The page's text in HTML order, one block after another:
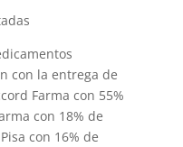
con la entrega de
Farma con 55%
con 18% de
con 16% de